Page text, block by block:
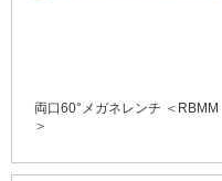
両口60°メガネレンチ ＜RBMM
＞